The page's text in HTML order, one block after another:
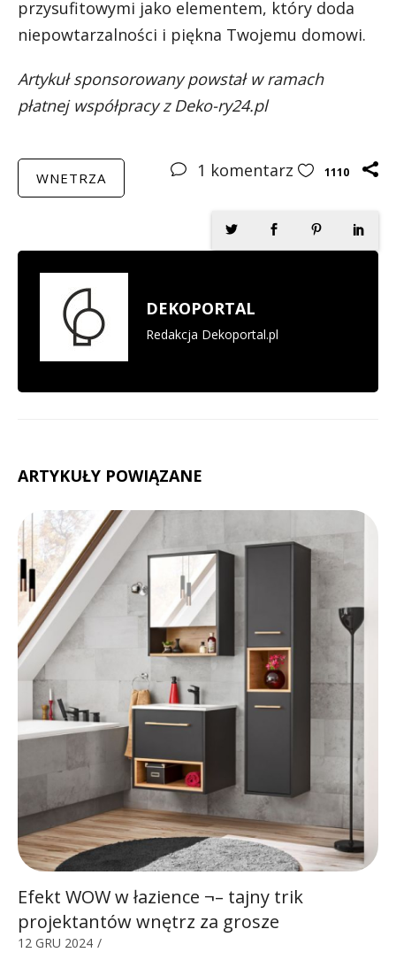
przysufitowymi jako elementem, który doda
niepowtarzalności i piękna Twojemu domowi.
Artykuł sponsorowany powstał w ramach
płatnej współpracy z Deko-ry24.pl
WNETRZA 1 komentarz 1110
DEKOPORTAL
Redakcja Dekoportal.pl
ARTYKUŁY POWIĄZANE
Efekt WOW w łazience ¬– tajny trik
projektantów wnętrz za grosze
12 GRU 2024 /